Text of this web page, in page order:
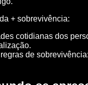
+ sobrevivência:
cotidianas dos
de